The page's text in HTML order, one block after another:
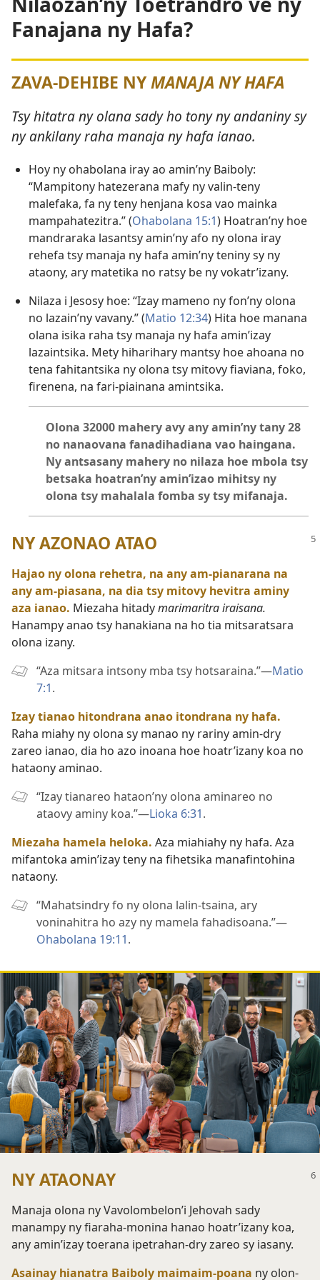
Fanajana ny Hafa?
ZAVA-DEHIBE NYMANAJA NY HAFA
Tsy hitatra ny olana sady ho tony ny andaniny sy
ny ankilany raha manaja ny hafa ianao.
Hoy ny ohabolana iray ao amin’ny Baiboly:
“Mampitony hatezerana mafy ny valin-teny
malefaka, fa ny teny henjana kosa vao mainka
mampahatezitra.” (Ohabolana 15:1) Hoatran’ny hoe
mandraraka lasantsy amin’ny afo ny olona iray
rehefa tsy manaja ny hafa amin’ny teniny sy ny
ataony, ary matetika no ratsy be ny vokatr’izany.
Nilaza i Jesosy hoe: “Izay mameno ny fon’ny olona
no lazain’ny vavany.” (Matio 12:34) Hita hoe manana
olana isika raha tsy manaja ny hafa amin’izay
lazaintsika. Mety hiharihary mantsy hoe ahoana no
tena fahitantsika ny olona tsy mitovy fiaviana, foko,
firenena, na fari-piainana amintsika.
Olona 32000 mahery avy any amin’ny tany 28
no nanaovana fanadihadiana vao haingana.
Ny antsasany mahery no nilaza hoe mbola tsy
betsaka hoatran’ny amin’izao mihitsy ny
olona tsy mahalala fomba sy tsy mifanaja.
NY AZONAO ATAO
Hajao ny olona rehetra, na any am-pianarana na
any am-piasana, na dia tsy mitovy hevitra aminy
aza ianao. Miezaha hitadymarimaritra iraisana.
Hanampy anao tsy hanakiana na ho tia mitsaratsara
olona izany.
“Aza mitsara intsony mba tsy hotsaraina.”​—Matio
7:1.
Izay tianao hitondrana anao itondrana ny hafa.
Raha miahy ny olona sy manao ny rariny amin-dry
zareo ianao, dia ho azo inoana hoe hoatr’izany koa no
hataony aminao.
“Izay tianareo hataon’ny olona aminareo no
ataovy aminy koa.”​—Lioka 6:31.
Miezaha hamela heloka. Aza miahiahy ny hafa. Aza
mifantoka amin’izay teny na fihetsika manafintohina
nataony.
“Mahatsindry fo ny olona lalin-tsaina, ary
voninahitra ho azy ny mamela fahadisoana.”​—
Ohabolana 19:11.
NY ATAONAY
Manaja olona ny Vavolombelon’i Jehovah sady
manampy ny fiaraha-monina hanao hoatr’izany koa,
any amin’izay toerana ipetrahan-dry zareo sy iasany.
Asainay hianatra Baiboly maimaim-poana ny olon-